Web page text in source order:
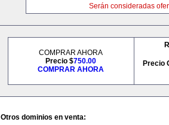
Serán consideradas
COMPRAR AHORA
Precio $750.00
COMPRAR AHORA
Precio
Otros dominios en venta: